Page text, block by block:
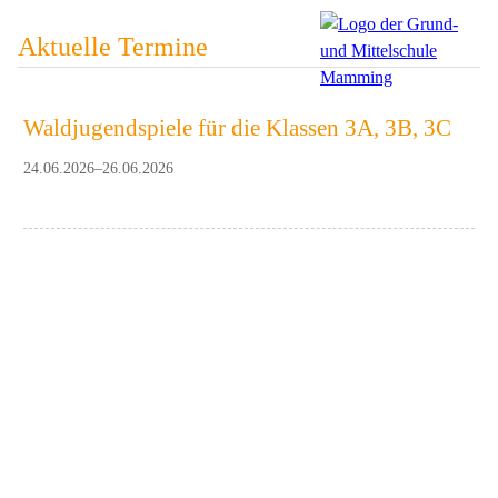
Aktuelle Termine
Waldjugendspiele für die Klassen 3A, 3B, 3C
24.06.2026–26.06.2026